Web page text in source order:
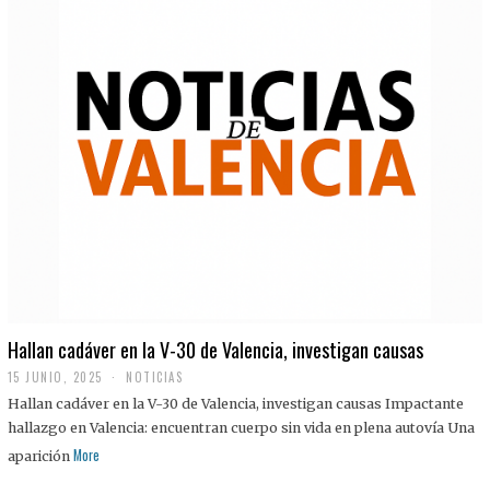
Hallan cadáver en la V-30 de Valencia, investigan causas
15 JUNIO, 2025 NOTICIAS
Hallan cadáver en la V-30 de Valencia, investigan causas Impactante
hallazgo en Valencia: encuentran cuerpo sin vida en plena autovía Una
aparición More